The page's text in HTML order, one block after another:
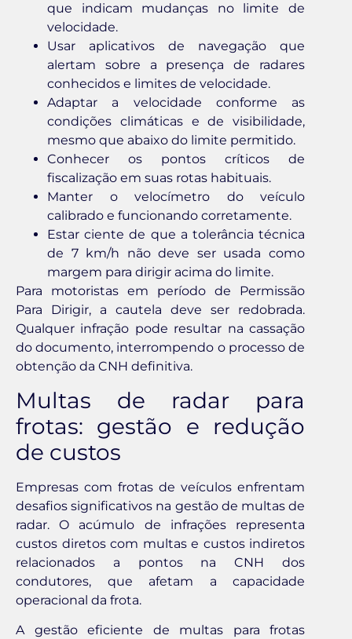
que indicam mudanças no limite de
velocidade.
Usar aplicativos de navegação que
alertam sobre a presença de radares
conhecidos e limites de velocidade.
Adaptar a velocidade conforme as
condições climáticas e de visibilidade,
mesmo que abaixo do limite permitido.
Conhecer os pontos críticos de
fiscalização em suas rotas habituais.
Manter o velocímetro do veículo
calibrado e funcionando corretamente.
Estar ciente de que a tolerância técnica
de 7 km/h não deve ser usada como
margem para dirigir acima do limite.
Para motoristas em período de Permissão
Para Dirigir, a cautela deve ser redobrada.
Qualquer infração pode resultar na cassação
do documento, interrompendo o processo de
obtenção da CNH definitiva.
Multas de radar para
frotas: gestão e redução
de custos
Empresas com frotas de veículos enfrentam
desafios significativos na gestão de multas de
radar. O acúmulo de infrações representa
custos diretos com multas e custos indiretos
relacionados a pontos na CNH dos
condutores, que afetam a capacidade
operacional da frota.
A gestão eficiente de multas para frotas